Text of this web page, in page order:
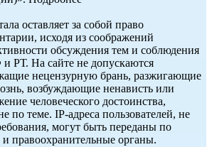
оставляет за собой право
исходя из соображений
обсуждения тем и соблюдения
и РТ. На сайте не допускаются
нецензурную брань, разжигающие
возбуждающие ненависть или
человеческого достоинства,
по теме. IP-адреса пользователей, не
могут быть переданы по
и правоохранительные органы.